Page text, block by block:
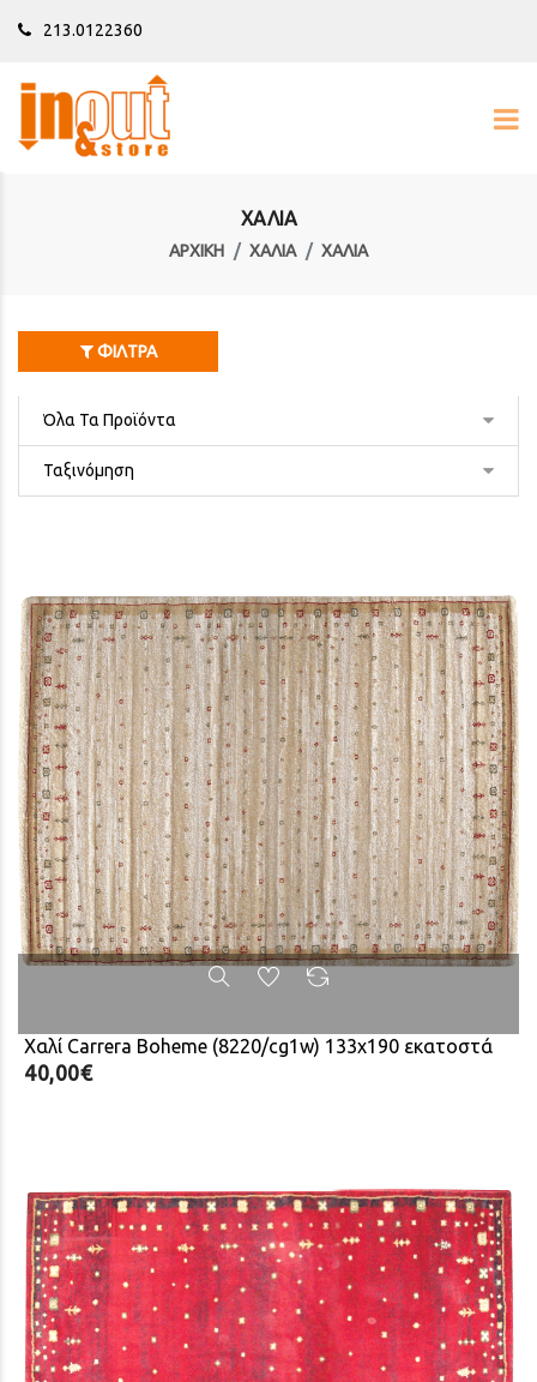
213.0122360
ΧΑΛΙΑ
ΑΡΧΙΚΉ ΧΑΛΙΑ ΧΑΛΙΑ
ΦΊΛΤΡΑ
Χαλί Carrera Boheme (8220/cg1w) 133x190 εκατοστά
40,00€